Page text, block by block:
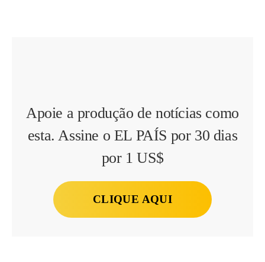
Apoie a produção de notícias como
esta. Assine o EL PAÍS por 30 dias
por 1 US$
CLIQUE AQUI